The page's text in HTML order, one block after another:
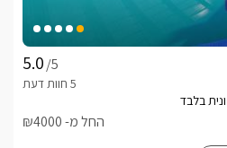
/5
החל מ- ₪4000